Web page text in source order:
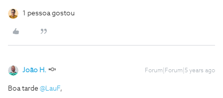
1 pessoa gostou
João H. Forum|Forum|5 years ago
Boa tarde @LauF,